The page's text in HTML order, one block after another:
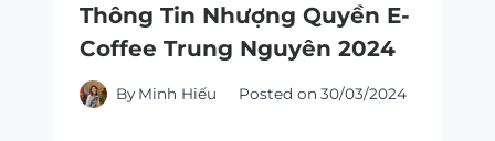
Thông Tin Nhượng Quyền E-
Coffee Trung Nguyên 2024
By Minh Hiếu Posted on 30/03/2024